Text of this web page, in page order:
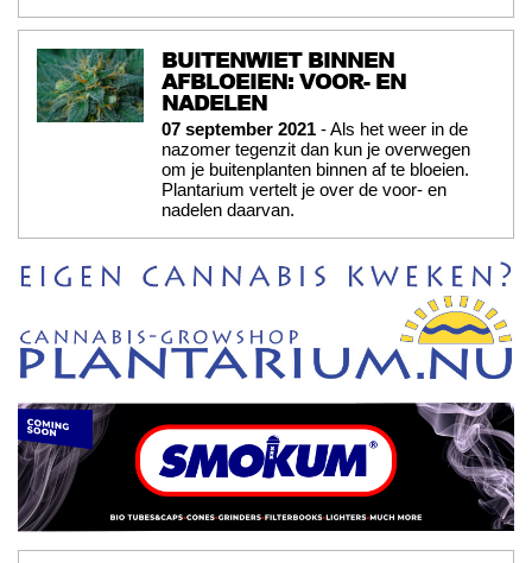
BUITENWIET BINNEN
AFBLOEIEN: VOOR- EN
NADELEN
07 september 2021 - Als het weer in de
nazomer tegenzit dan kun je overwegen
om je buitenplanten binnen af te bloeien.
Plantarium vertelt je over de voor- en
nadelen daarvan.